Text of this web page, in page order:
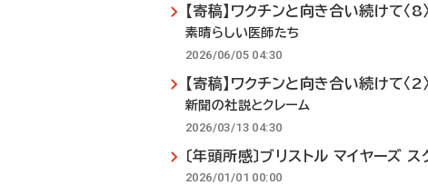
【寄稿】ワクチンと向き合い続けて〈8
素晴らしい医師たち
2026/06/05 04:30
【寄稿】ワクチンと向き合い続けて〈2
新聞の社説とクレーム
2026/03/13 04:30
〔年頭所感〕ブリストル マイヤー
2026/01/01 00:00